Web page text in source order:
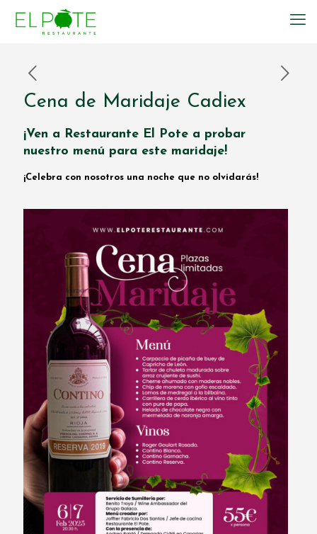
Cena de Maridaje Cadiex
¡Ven a Restaurante El Pote a probar
nuestro menú para este maridaje!
¡Celebra con nosotros una noche que no olvidarás!